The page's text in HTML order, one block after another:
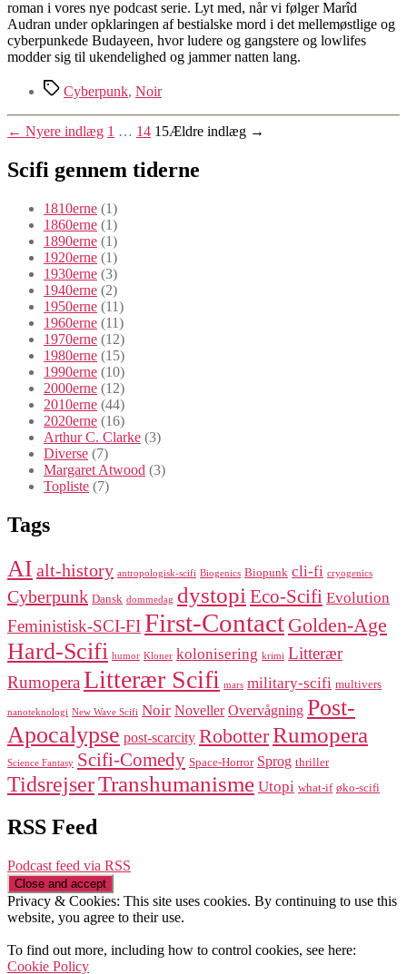
Alec
Effinger
–
When
gravity
roman i vores nye podcast serie. Lyt med, når vi følger Marîd
Audran under opklaringen af bestialske mord i det mellemøstlige og
cyberpunkede Budayeen, hvor ludere og gangstere og lowlifes
modder sig til ukendelighed og jammer natten lang.
TagsCyberpunk, Noir
Indlægsinddeling
← Nyere indlæg 1 … 14 15Ældre indlæg →
Scifi gennem tiderne
1810erne (1)
1860erne (1)
1890erne (1)
1920erne (1)
1930erne (3)
1940erne (2)
1950erne (11)
1960erne (11)
1970erne (12)
1980erne (15)
1990erne (10)
2000erne (12)
2010erne (44)
2020erne (16)
Arthur C. Clarke (3)
Diverse (7)
Margaret Atwood (3)
Topliste (7)
Tags
AI alt-history antropologisk-scifi Biogenics Biopunk cli-fi cryogenics
Cyberpunk Dansk dommedag dystopi Eco-Scifi Evolution
Feministisk-SCI-FIFirst-Contact Golden-Age
Hard-Scifi humor Kloner kolonisering krimi Litterær
Rumopera Litterær Scifi mars military-scifi multivers
nanoteknologi New Wave Scifi Noir Noveller Overvågning Post-
Apocalypse post-scarcity RobotterRumopera
Science Fantasy Scifi-Comedy Space-Horror Sprog thriller
TidsrejserTranshumanisme Utopi what-if øko-scifi
RSS Feed
Podcast feed via RSS
Privacy & Cookies: This site uses cookies. By continuing to use this
website, you agree to their use.
To find out more, including how to control cookies, see here:
Cookie Policy